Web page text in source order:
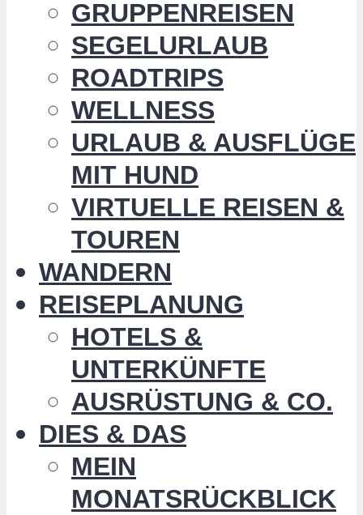
GRUPPENREISEN
SEGELURLAUB
ROADTRIPS
WELLNESS
URLAUB & AUSFLÜGE
MIT HUND
VIRTUELLE REISEN &
TOUREN
WANDERN
REISEPLANUNG
HOTELS &
UNTERKÜNFTE
AUSRÜSTUNG & CO.
DIES & DAS
MEIN
MONATSRÜCKBLICK